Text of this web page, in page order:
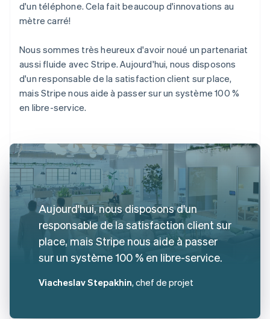
d'un téléphone. Cela fait beaucoup d'innovations au
mètre carré!
Nous sommes très heureux d'avoir noué un partenariat
aussi fluide avec Stripe. Aujourd'hui, nous disposons
d'un responsable de la satisfaction client sur place,
mais Stripe nous aide à passer sur un système 100 %
en libre-service.
Aujourd'hui, nous disposons d'un
responsable de la satisfaction client sur
place, mais Stripe nous aide à passer
sur un système 100 % en libre-service.
Viacheslav Stepakhin, chef de projet